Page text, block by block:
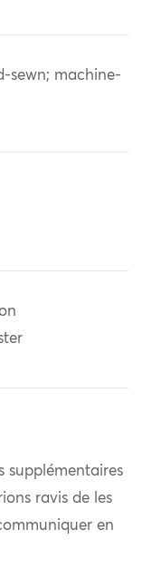
sewn; machine-
supplémentaires
ravis de les
en